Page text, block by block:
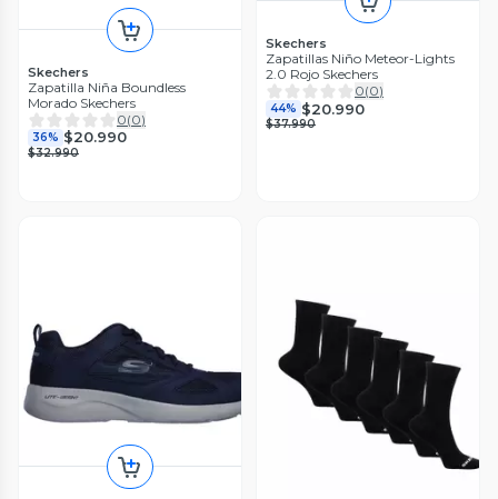
Skechers
Zapatilla Niña Boundless
Morado Skechers
0(0)
36% $20.990
$32.990
Skechers
Zapatillas Niño Meteor-Lights
2.0 Rojo Skechers
0(0)
44% $20.990
$37.990